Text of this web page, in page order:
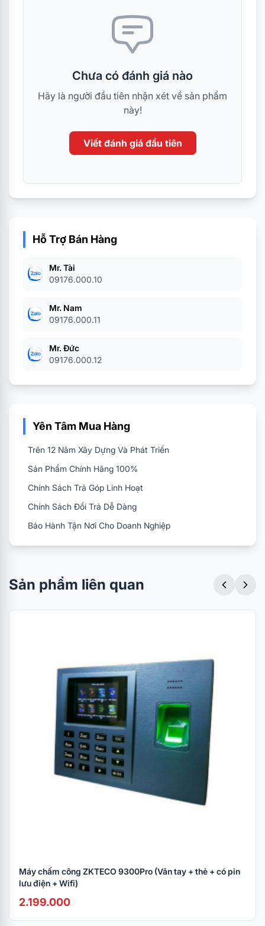
Chưa có đánh giá nào
Hãy là người đầu tiên nhận xét về sản phẩm
này!
Viết đánh giá đầu tiên
Hỗ Trợ Bán Hàng
Mr. Tài
09176.000.10
Mr. Nam
09176.000.11
Mr. Đức
09176.000.12
Yên Tâm Mua Hàng
Trên 12 Năm Xây Dựng Và Phát Triển
Sản Phẩm Chính Hãng 100%
Chính Sách Trả Góp Linh Hoạt
Chính Sách Đổi Trả Dễ Dàng
Bảo Hành Tận Nơi Cho Doanh Nghiệp
Sản phẩm liên quan
Máy chấm công ZKTECO 9300Pro (Vân tay + thẻ + có pin
lưu điện + Wifi)
2.199.000